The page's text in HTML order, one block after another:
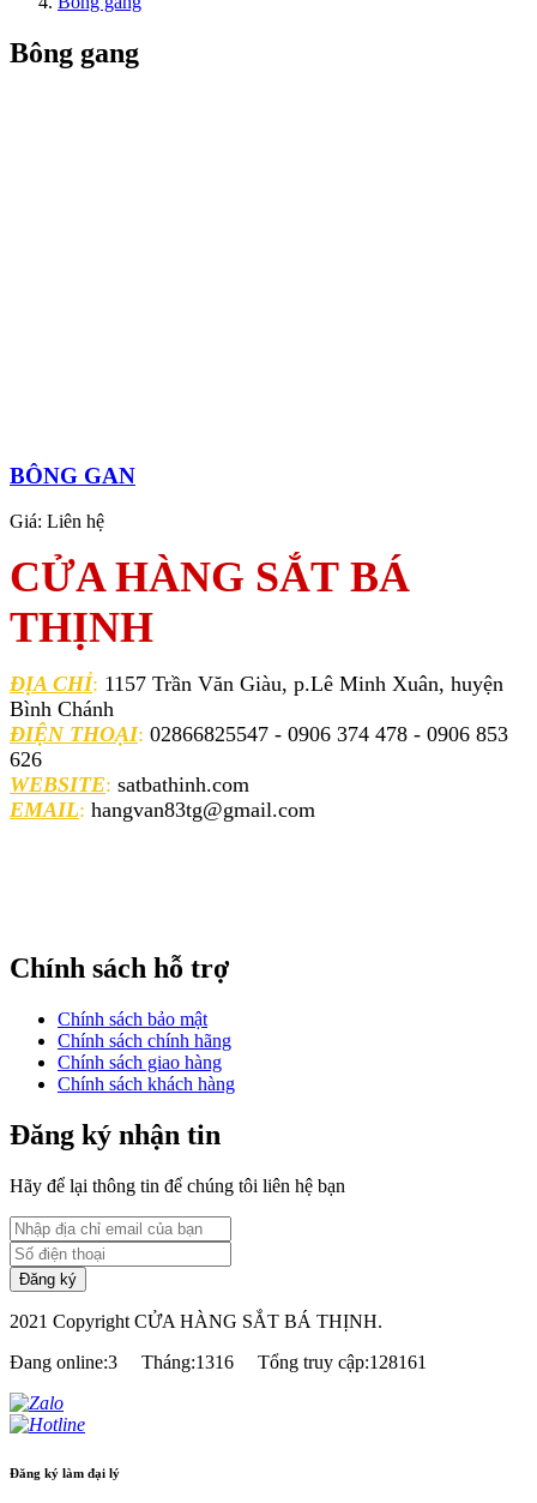
Bông gang
BÔNG GAN
Giá: Liên hệ
CỬA HÀNG SẮT BÁ
THỊNH
ĐỊA CHỈ: 1157 Trần Văn Giàu, p.Lê Minh Xuân, huyện
Bình Chánh
ĐIỆN THOẠI: 02866825547 - 0906 374 478 - 0906 853
626
WEBSITE: satbathinh.com
EMAIL: hangvan83tg@gmail.com
Chính sách hỗ trợ
Chính sách bảo mật
Chính sách chính hãng
Chính sách giao hàng
Chính sách khách hàng
Đăng ký nhận tin
Hãy để lại thông tin để chúng tôi liên hệ bạn
2021 Copyright CỬA HÀNG SẮT BÁ THỊNH.
Đang online:3
Tháng:1316 Tổng truy cập:128161
Đăng ký làm đại lý